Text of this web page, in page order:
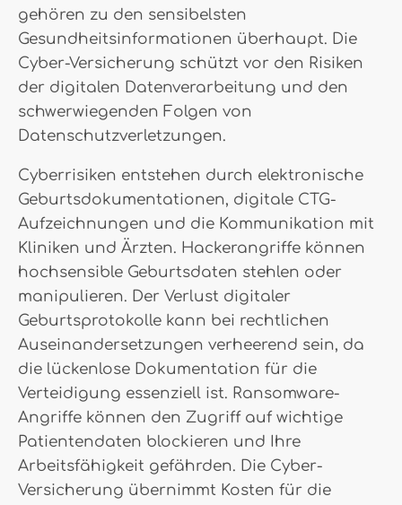
gehören zu den sensibelsten
Gesundheitsinformationen überhaupt. Die
Cyber-Versicherung schützt vor den Risiken
der digitalen Datenverarbeitung und den
schwerwiegenden Folgen von
Datenschutzverletzungen.
Cyberrisiken entstehen durch elektronische
Geburtsdokumentationen, digitale CTG-
Aufzeichnungen und die Kommunikation mit
Kliniken und Ärzten. Hackerangriffe können
hochsensible Geburtsdaten stehlen oder
manipulieren. Der Verlust digitaler
Geburtsprotokolle kann bei rechtlichen
Auseinandersetzungen verheerend sein, da
die lückenlose Dokumentation für die
Verteidigung essenziell ist. Ransomware-
Angriffe können den Zugriff auf wichtige
Patientendaten blockieren und Ihre
Arbeitsfähigkeit gefährden. Die Cyber-
Versicherung übernimmt Kosten für die